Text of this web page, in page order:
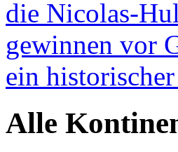
die Nicolas-
gewinnen vor
ein
Alle